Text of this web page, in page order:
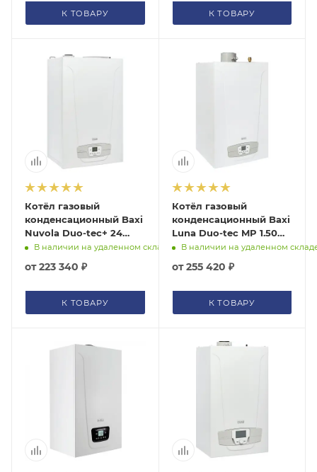
К ТОВАРУ К ТОВАРУ
Котёл газовый
конденсационный Baxi
Nuvola Duo-tec+ 24
7219554--
В наличии на удаленном складе
от223 340 ₽
К ТОВАРУ
Котёл газовый
конденсационный Baxi
Luna Duo-tec MP 1.50
7104050--
В наличии на удаленном
от255 420 ₽
К ТОВАРУ